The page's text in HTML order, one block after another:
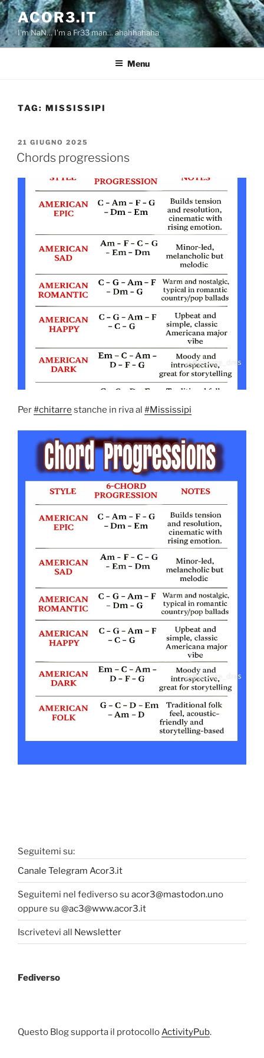
Salta
al
contenuto
ACOR3.IT
I'm NaN… I'm a Fr33 man… ahahhahaha
Menu
TAG: MISSISSIPI
PUBBLICATO
IL
21 GIUGNO 2025
Chords progressions
Per#chitarre stanche in riva al #Mississipi
Seguitemi su:
Canale Telegram Acor3.it
Seguitemi nel fediverso su acor3@mastodon.uno
oppure su @ac3@www.acor3.it
Iscrivetevi all Newsletter
Fediverso
Questo Blog supporta il protocolloActivityPub.